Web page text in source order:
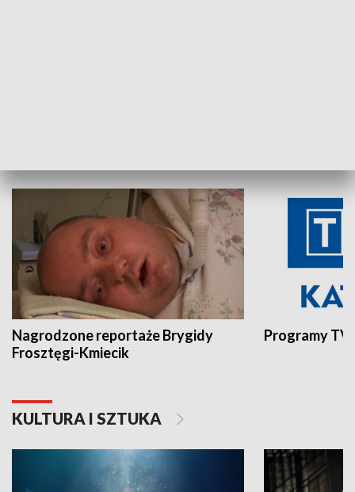
Nagrodzone reportaże Brygidy
Frosztęgi-Kmiecik
Programy
KULTURA I SZTUKA